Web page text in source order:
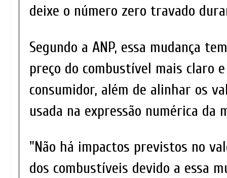
deixe o número zero travado
Segundo a ANP, essa mudança
preço do combustível mais claro
consumidor, além de alinhar os
usada na expressão numérica da
"Não há impactos previstos no
dos combustíveis devido a essa